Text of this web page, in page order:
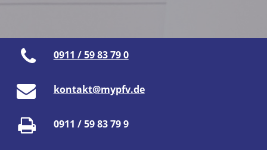
0911 / 59 83 79 0
kontakt@mypfv.de
0911 / 59 83 79 9